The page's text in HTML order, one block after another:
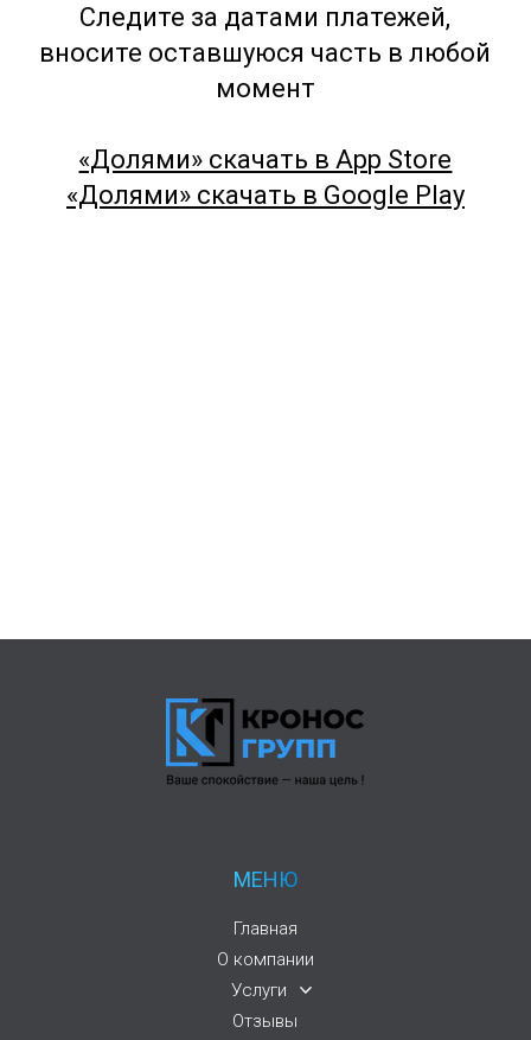
Следите за датами платежей,
вносите оставшуюся часть в любой
момент
«Долями» скачать в App Store
«Долями» скачать в Google Play
МЕНЮ
Главная
О компании
Услуги
Отзывы